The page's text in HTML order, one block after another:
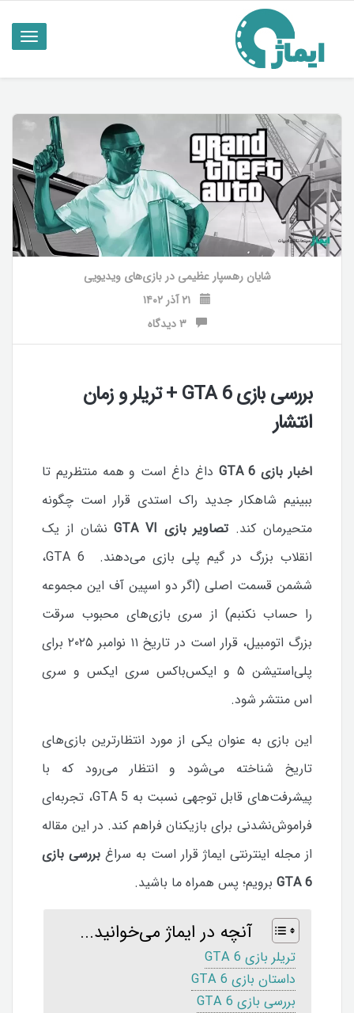
ناوبری
تاگل
شایان رهسپار عظیمی دربازی‌های ویدیویی
۳ دیدگاه
بررسی بازی GTA 6 + تریلر و زمان
انتشار
اخبار بازی GTA 6
داغ داغ است و همه منتظریم تا
ببینیم شاهکار جدید راک استدی قرار است چگونه
متحیرمان کند.تصاویر بازی GTA VI
نشان از یک
انقلاب بزرگ در گیم پلی بازی می‌دهند. GTA 6،
ششمن قسمت اصلی (اگر دو اسپین آف این مجموعه
را حساب نکنبم) از سری بازی‌های محبوب سرقت
بزرگ اتومبیل‌، قرار است در تاریخ ۱۱ نوامبر ۲۰۲۵ برای
پلی‌استیشن ۵ و ایکس‌باکس سری ایکس و سری
اس منتشر شود.
این بازی به عنوان یکی از مورد انتظارترین بازی‌های
تاریخ شناخته می‌شود و انتظار می‌رود که با
پیشرفت‌های قابل توجهی نسبت به GTA 5، تجربه‌ای
فراموش‌نشدنی برای بازیکنان فراهم کند. در این مقاله
از مجله اینترنتی ایماژ قرار است به سراغ بررسی بازی
GTA 6 برویم؛ پس همراه ما باشید.
آنچه در ایماژ می‌خوانید...
تریلر بازی GTA 6
داستان بازی GTA 6
بررسی بازی GTA 6